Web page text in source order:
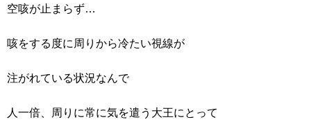
空咳が止まらず…
咳をする度に周りから冷たい視線が
注がれている状況なんで
人一倍、周りに常に気を遣う大王にとって